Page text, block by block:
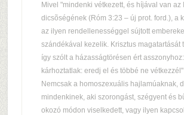
Mivel "mindenki vétkezett, és híjával van az
dicsõségének (Róm 3:23 – új prot. ford.), a
az ilyen rendellenességgel sújtott
szándékával kezelik. Krisztus magatartását
így szólt a házasságtörésen ért
kárhoztatlak: eredj el és többé ne
Nemcsak a homoszexuális hajlamúaknak,
mindenkinek, aki szorongást, szégyent és
okozó módon viselkedett, vagy ilyen